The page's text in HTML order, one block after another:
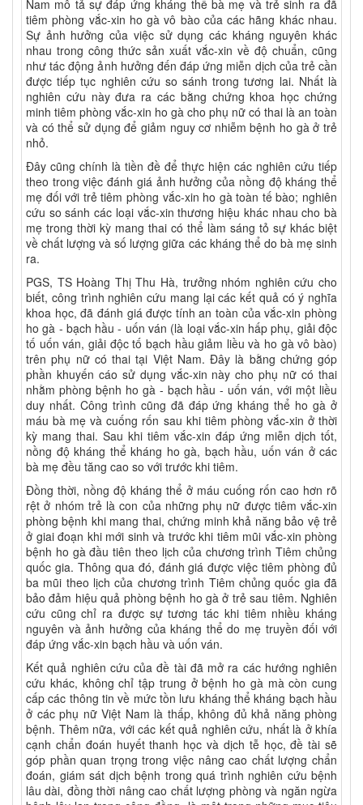
Nam mô tả sự đáp ứng kháng thể bà mẹ và trẻ sinh ra đã
tiêm phòng vắc-xin ho gà vô bào của các hãng khác nhau.
Sự ảnh hưởng của việc sử dụng các kháng nguyên khác
nhau trong công thức sản xuất vắc-xin về độ chuẩn, cũng
như tác động ảnh hưởng đến đáp ứng miễn dịch của trẻ cần
được tiếp tục nghiên cứu so sánh trong tương lai. Nhất là
nghiên cứu này đưa ra các bằng chứng khoa học chứng
minh tiêm phòng vắc-xin ho gà cho phụ nữ có thai là an toàn
và có thể sử dụng để giảm nguy cơ nhiễm bệnh ho gà ở trẻ
nhỏ.
Đây cũng chính là tiền đề để thực hiện các nghiên cứu tiếp
theo trong việc đánh giá ảnh hưởng của nồng độ kháng thể
mẹ đối với trẻ tiêm phòng vắc-xin ho gà toàn tế bào; nghiên
cứu so sánh các loại vắc-xin thương hiệu khác nhau cho bà
mẹ trong thời kỳ mang thai có thể làm sáng tỏ sự khác biệt
về chất lượng và số lượng giữa các kháng thể do bà mẹ sinh
ra.
PGS, TS Hoàng Thị Thu Hà, trưởng nhóm nghiên cứu cho
biết, công trình nghiên cứu mang lại các kết quả có ý nghĩa
khoa học, đã đánh giá được tính an toàn của vắc-xin phòng
ho gà - bạch hầu - uốn ván (là loại vắc-xin hấp phụ, giải độc
tố uốn ván, giải độc tố bạch hầu giảm liều và ho gà vô bào)
trên phụ nữ có thai tại Việt Nam. Đây là bằng chứng góp
phần khuyến cáo sử dụng vắc-xin này cho phụ nữ có thai
nhằm phòng bệnh ho gà - bạch hầu - uốn ván, với một liều
duy nhất. Công trình cũng đã đáp ứng kháng thể ho gà ở
máu bà mẹ và cuống rốn sau khi tiêm phòng vắc-xin ở thời
kỳ mang thai. Sau khi tiêm vắc-xin đáp ứng miễn dịch tốt,
nồng độ kháng thể kháng ho gà, bạch hầu, uốn ván ở các
bà mẹ đều tăng cao so với trước khi tiêm.
Đồng thời, nồng độ kháng thể ở máu cuống rốn cao hơn rõ
rệt ở nhóm trẻ là con của những phụ nữ được tiêm vắc-xin
phòng bệnh khi mang thai, chứng minh khả năng bảo vệ trẻ
ở giai đoạn khi mới sinh và trước khi tiêm mũi vắc-xin phòng
bệnh ho gà đầu tiên theo lịch của chương trình Tiêm chủng
quốc gia. Thông qua đó, đánh giá được việc tiêm phòng đủ
ba mũi theo lịch của chương trình Tiêm chủng quốc gia đã
bảo đảm hiệu quả phòng bệnh ho gà ở trẻ sau tiêm. Nghiên
cứu cũng chỉ ra được sự tương tác khi tiêm nhiều kháng
nguyên và ảnh hưởng của kháng thể do mẹ truyền đối với
đáp ứng vắc-xin bạch hầu và uốn ván.
Kết quả nghiên cứu của đề tài đã mở ra các hướng nghiên
cứu khác, không chỉ tập trung ở bệnh ho gà mà còn cung
cấp các thông tin về mức tồn lưu kháng thể kháng bạch hầu
ở các phụ nữ Việt Nam là thấp, không đủ khả năng phòng
bệnh. Thêm nữa, với các kết quả nghiên cứu, nhất là ở khía
cạnh chẩn đoán huyết thanh học và dịch tễ học, đề tài sẽ
góp phần quan trọng trong việc nâng cao chất lượng chẩn
đoán, giám sát dịch bệnh trong quá trình nghiên cứu bệnh
lâu dài, đồng thời nâng cao chất lượng phòng và ngăn ngừa